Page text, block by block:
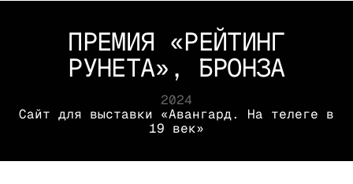
ПРЕМИЯ «РЕЙТИНГ
РУНЕТА», БРОНЗА
ПРЕМИЯ «РЕЙТИНГ
РУНЕТА», БРОНЗА
2024
Сайт для выставки «Авангард. На телеге в
19 век»
Сайт для выставки «Авангард. На телеге в